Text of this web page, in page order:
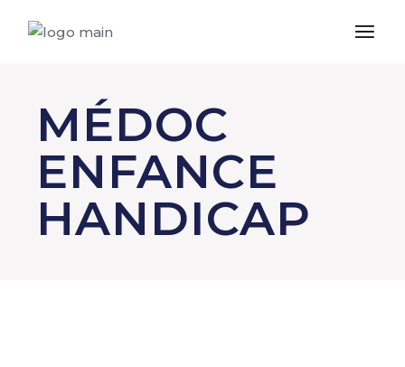
MÉDOC
ENFANCE
HANDICAP